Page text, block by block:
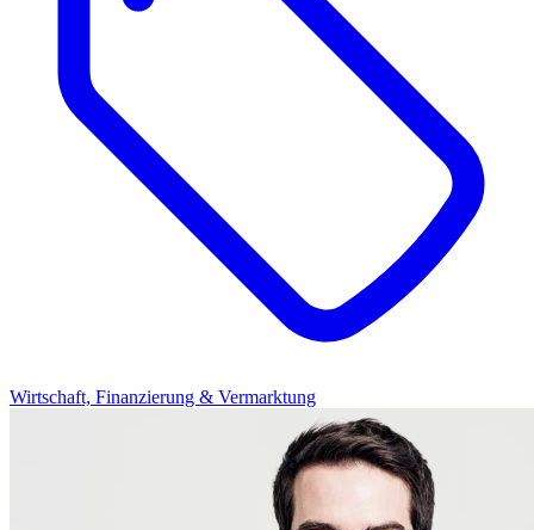
Wirtschaft, Finanzierung & Vermarktung